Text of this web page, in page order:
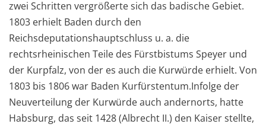
zwei Schritten vergrößerte sich das badische Gebiet.
1803 erhielt Baden durch den
Reichsdeputationshauptschluss u. a. die
rechtsrheinischen Teile des Fürstbistums Speyer und
der Kurpfalz, von der es auch die Kurwürde erhielt. Von
1803 bis 1806 war Baden Kurfürstentum.Infolge der
Neuverteilung der Kurwürde auch andernorts, hatte
Habsburg, das seit 1428 (Albrecht II.) den Kaiser stellte,